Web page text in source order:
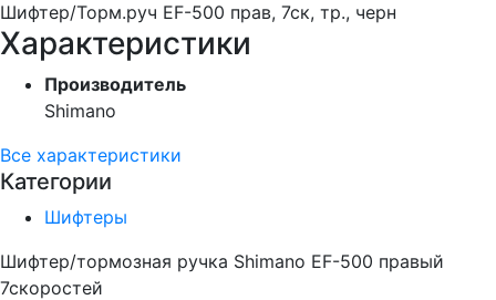
Шифтер/Торм.руч EF-500 прав, 7ск, тр., черн
Характеристики
Производитель
Shimano
Все характеристики
Категории
Шифтеры
Шифтер/тормозная ручка Shimano EF-500 правый
7скоростей